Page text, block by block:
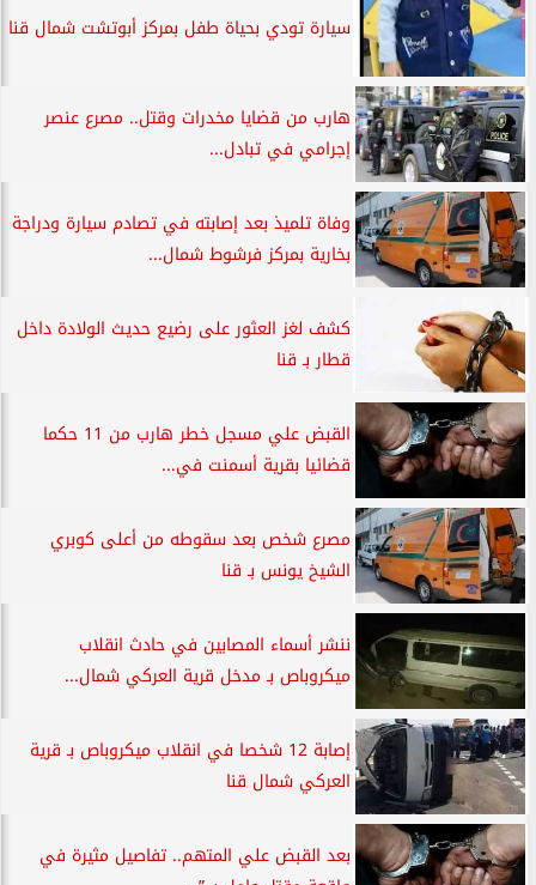
سيارة تودي بحياة طفل بمركز أبوتشت شمال قنا
هارب من قضايا مخدرات وقتل.. مصرع عنصر
إجرامي في تبادل...
وفاة تلميذ بعد إصابته في تصادم سيارة ودراجة
بخارية بمركز فرشوط شمال...
كشف لغز العثور على رضيع حديث الولادة داخل
قطار بـ قنا
القبض علي مسجل خطر هارب من 11 حكما
قضائيا بقرية أسمنت في...
مصرع شخص بعد سقوطه من أعلى كوبري
الشيخ يونس بـ قنا
ننشر أسماء المصابين في حادث انقلاب
ميكروباص بـ مدخل قرية العركي شمال...
إصابة 12 شخصا في انقلاب ميكروباص بـ قرية
العركي شمال قنا
بعد القبض علي المتهم.. تفاصيل مثيرة في